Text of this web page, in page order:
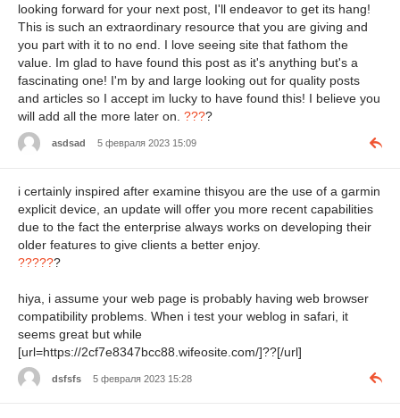
looking forward for your next post, I'll endeavor to get its hang!
This is such an extraordinary resource that you are giving and
you part with it to no end. I love seeing site that fathom the
value. Im glad to have found this post as it's anything but's a
fascinating one! I'm by and large looking out for quality posts
and articles so I accept im lucky to have found this! I believe you
will add all the more later on. ????
asdsad 5 февраля 2023 15:09
i certainly inspired after examine thisyou are the use of a garmin
explicit device, an update will offer you more recent capabilities
due to the fact the enterprise always works on developing their
older features to give clients a better enjoy.
??????
hiya, i assume your web page is probably having web browser
compatibility problems. When i test your weblog in safari, it
seems great but while
[url=https://2cf7e8347bcc88.wifeosite.com/]??[/url]
dsfsfs 5 февраля 2023 15:28